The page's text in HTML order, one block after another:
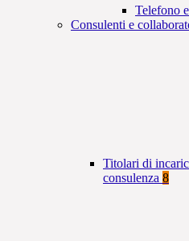
Telefono
Consulenti e
Titolari di
consulenza 8